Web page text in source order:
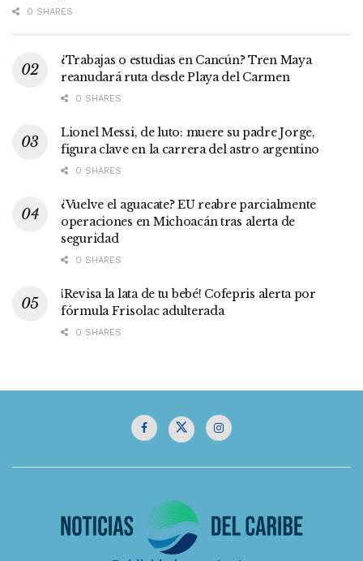
0 SHARES
¿Trabajas o estudias en Cancún? Tren Maya
reanudará ruta desde Playa del Carmen
0 SHARES
Lionel Messi, de luto: muere su padre Jorge,
figura clave en la carrera del astro argentino
0 SHARES
¿Vuelve el aguacate? EU reabre parcialmente
operaciones en Michoacán tras alerta de
seguridad
0 SHARES
¡Revisa la lata de tu bebé! Cofepris alerta por
fórmula Frisolac adulterada
0 SHARES